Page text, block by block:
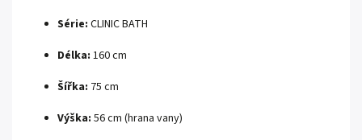
Série: CLINIC BATH
Délka: 160 cm
Šířka: 75 cm
Výška: 56 cm (hrana vany)